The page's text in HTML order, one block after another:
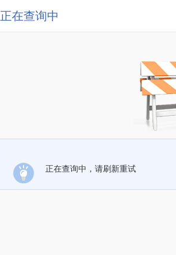
正在查询中
正在查询中，请刷新重试